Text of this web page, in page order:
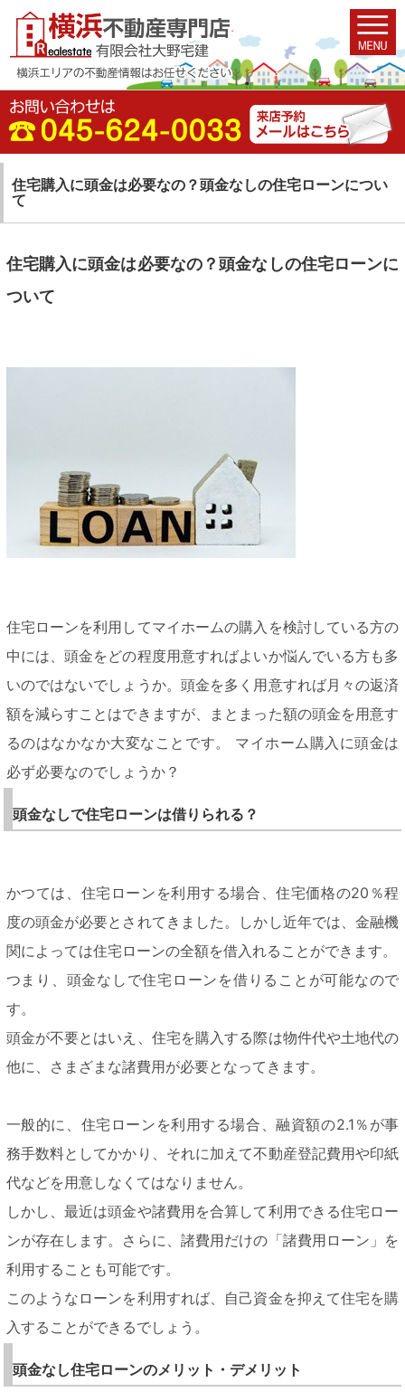
住宅購入に頭金は必要なの？頭金なしの住宅ローンについ
て
住宅購入に頭金は必要なの？頭金なしの住宅ローンに
ついて
住宅ローンを利用してマイホームの購入を検討している方の
中には、頭金をどの程度用意すればよいか悩んでいる方も多
いのではないでしょうか。頭金を多く用意すれば月々の返済
額を減らすことはできますが、まとまった額の頭金を用意す
るのはなかなか大変なことです。 マイホーム購入に頭金は
必ず必要なのでしょうか？
頭金なしで住宅ローンは借りられる？
かつては、住宅ローンを利用する場合、住宅価格の20％程
度の頭金が必要とされてきました。しかし近年では、金融機
関によっては住宅ローンの全額を借入れることができます。
つまり、頭金なしで住宅ローンを借りることが可能なので
す。
頭金が不要とはいえ、住宅を購入する際は物件代や土地代の
他に、さまざまな諸費用が必要となってきます。
一般的に、住宅ローンを利用する場合、融資額の2.1％が事
務手数料としてかかり、それに加えて不動産登記費用や印紙
代などを用意しなくてはなりません。
しかし、最近は頭金や諸費用を合算して利用できる住宅ロー
ンが存在します。さらに、諸費用だけの「諸費用ローン」を
利用することも可能です。
このようなローンを利用すれば、自己資金を抑えて住宅を購
入することができるでしょう。
頭金なし住宅ローンのメリット・デメリット